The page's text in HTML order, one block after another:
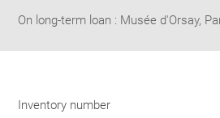
On long-term loan : Musée d'Orsay,
Inventory number